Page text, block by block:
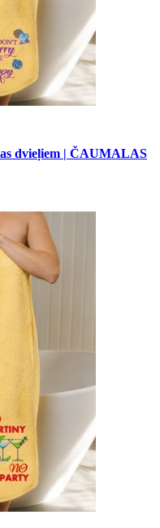
dvieļiem | ČAUMALAS